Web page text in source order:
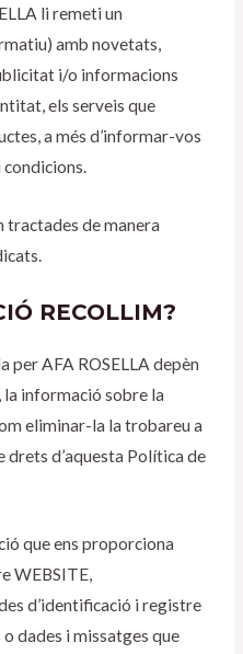
li remeti un
amb novetats,
i/o informacions
els serveis que
a més d’informar-vos
tractades de manera
RECOLLIM?
per AFA ROSELLA depèn
la informació sobre la
eliminar-la la trobareu a
drets d’aquesta Política de
que ens proporciona
WEBSITE,
d’identificació i registre
dades i missatges que